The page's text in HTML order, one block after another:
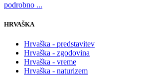
podrobno ...
HRVAŠKA
Hrvaška - predstavitev
Hrvaška - zgodovina
Hrvaška - vreme
Hrvaška - naturizem